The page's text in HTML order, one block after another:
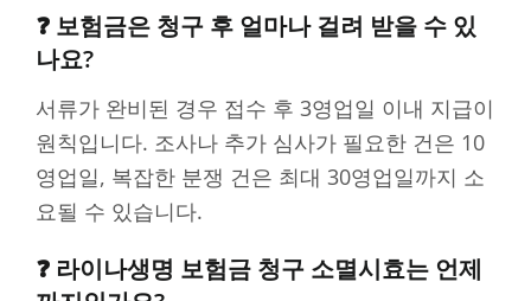
❓ 보험금은 청구 후 얼마나 걸려 받을 수 있
나요?
서류가 완비된 경우 접수 후 3영업일 이내 지급이
원칙입니다. 조사나 추가 심사가 필요한 건은 10
영업일, 복잡한 분쟁 건은 최대 30영업일까지 소
요될 수 있습니다.
❓ 라이나생명 보험금 청구 소멸시효는 언제